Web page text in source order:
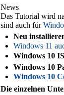
News
Das Tutorial wird
sind auch für
Neu
Windows 11
Windows 10
Windows 10
Windows 10
Die einzelnen